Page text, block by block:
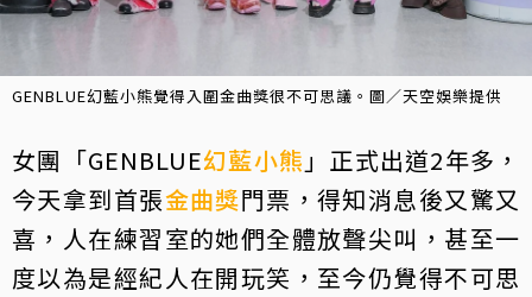
GENBLUE幻藍小熊覺得入圍金曲獎很不可思議。圖／天空娛樂提供
女團「GENBLUE幻藍小熊 」正式出道2年多，
今天拿到首張金曲獎門票，得知消息後又驚又
喜，人在練習室的她們全體放聲尖叫，甚至一
度以為是經紀人在開玩笑，至今仍覺得不可思